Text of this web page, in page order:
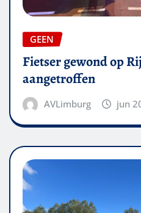
GEEN
Fietser gewond op
aangetroffen
AVLimburg jun